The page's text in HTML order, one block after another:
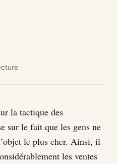
la tactique des
sur le fait que les gens ne
le plus cher. Ainsi, il
les ventes